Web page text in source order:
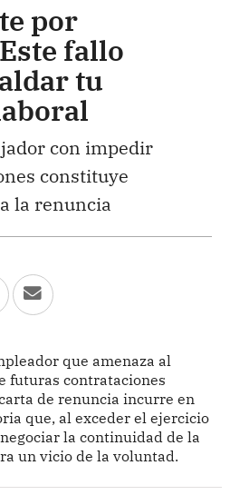
por
fallo
tu
con impedir
constituye
la renuncia
que amenaza al
futuras contrataciones
de renuncia incurre en
que, al exceder el ejercicio
la continuidad de la
un vicio de la voluntad.